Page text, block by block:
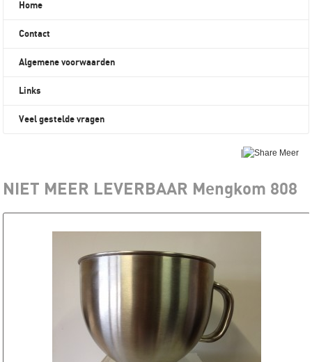
Home
Contact
Algemene voorwaarden
Links
Veel gestelde vragen
Meer
NIET MEER LEVERBAAR Mengkom 808